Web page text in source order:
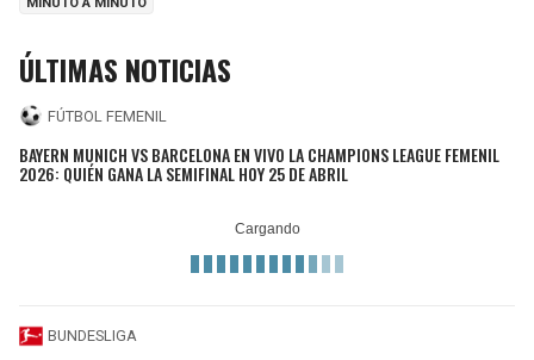
ÚLTIMAS NOTICIAS
FÚTBOL FEMENIL
BAYERN MUNICH VS BARCELONA EN VIVO LA CHAMPIONS LEAGUE FEMENIL
2026: QUIÉN GANA LA SEMIFINAL HOY 25 DE ABRIL
BUNDESLIGA